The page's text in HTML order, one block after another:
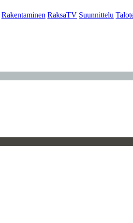
Rakentaminen RaksaTV Suunnittelu